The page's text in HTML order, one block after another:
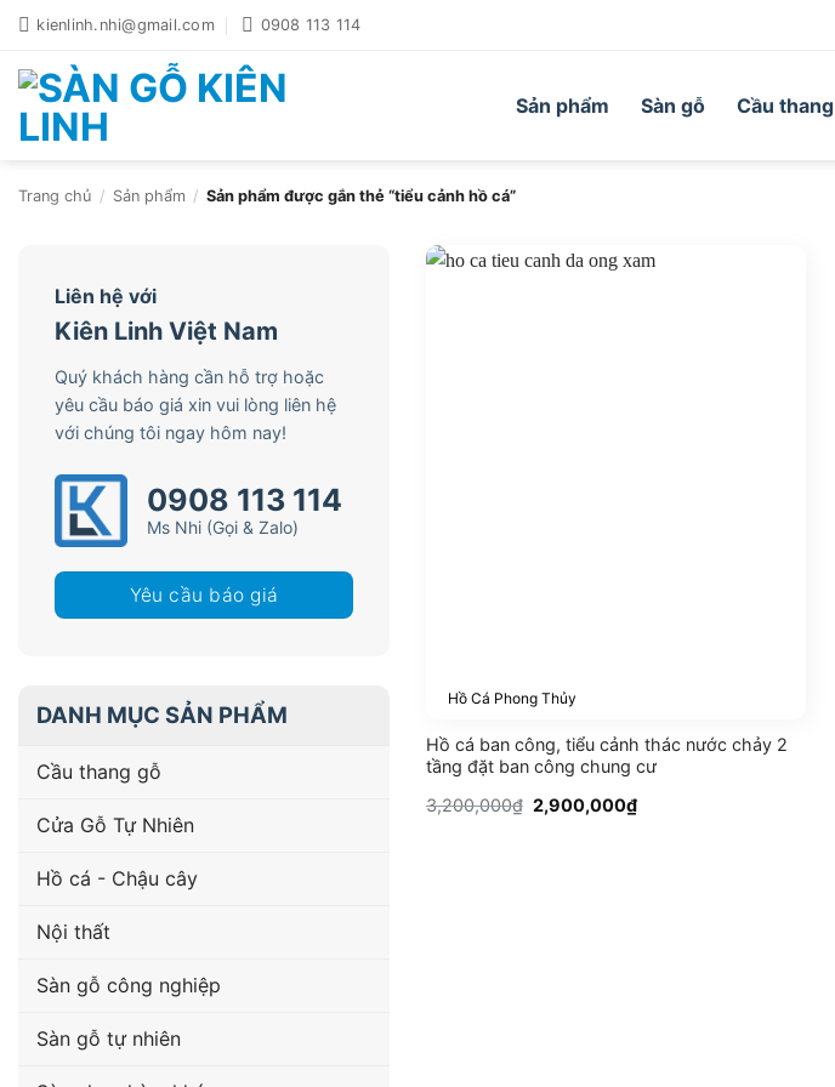
Bỏ
nội
dung
kienlinh.nhi@gmail.com 0908 113 114
Sản phẩm Sàn gỗ Cầu thang
Trang chủ / Sản phẩm / Sản phẩm được gắn thẻ “tiểu cảnh hồ cá”
Liên hệ với
Kiên Linh Việt Nam
Quý khách hàng cần hỗ trợ hoặc
yêu cầu báo giá xin vui lòng liên hệ
với chúng tôi ngay hôm nay!
0908 113 114
Ms Nhi (Gọi & Zalo)
Yêu cầu báo giá
DANH MỤC SẢN PHẨM
Cầu thang gỗ
Cửa Gỗ Tự Nhiên
Hồ cá - Chậu cây
Nội thất
Sàn gỗ công nghiệp
Sàn gỗ tự nhiên
Hồ Cá Phong Thủy
Hồ cá ban công, tiểu cảnh thác nước chảy 2
tầng đặt ban công chung cư
3,200,000₫ Giá
gốc
2,900,000₫Giá